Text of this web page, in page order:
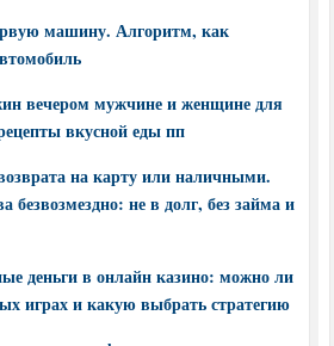
машину. Алгоритм, как
вечером мужчине и женщине для
вкусной еды пп
на карту или наличными.
безвозмездно: не в долг, без займа и
деньги в онлайн казино: можно ли
играх и какую выбрать стратегию